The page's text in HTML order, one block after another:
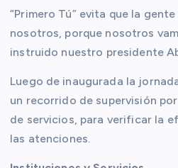
“Primero Tú” evita que la
nosotros, porque nosotros
instruido nuestro presidente
Luego de inaugurada la
un recorrido de supervisión
de servicios, para verificar la
las atenciones.